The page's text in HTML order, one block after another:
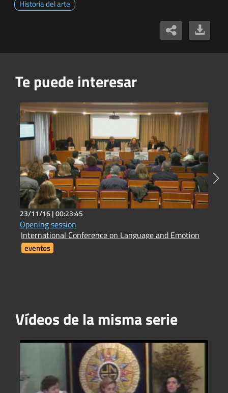
Historia del arte
Te puede interesar
23/11/16 |00:23:45
Opening session
International Conference on Language and Emotion
eventos
Vídeos de la misma serie